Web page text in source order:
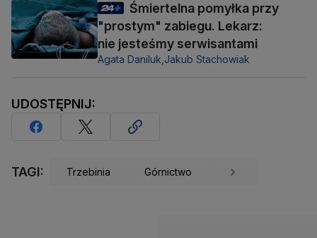
Śmiertelna pomyłka przy
"prostym" zabiegu. Lekarz:
nie jesteśmy serwisantami
Agata Daniluk, Jakub Stachowiak
UDOSTĘPNIJ:
TAGI: Trzebinia Górnictwo